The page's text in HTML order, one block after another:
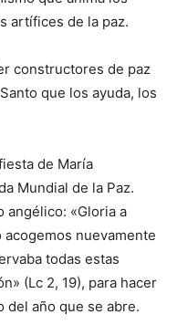
artífices de la paz.
constructores de paz
que los ayuda, los
de María
Mundial de la Paz.
angélico: «Gloria a
nuevamente
todas estas
(Lc 2, 19), para hacer
del año que se abre.